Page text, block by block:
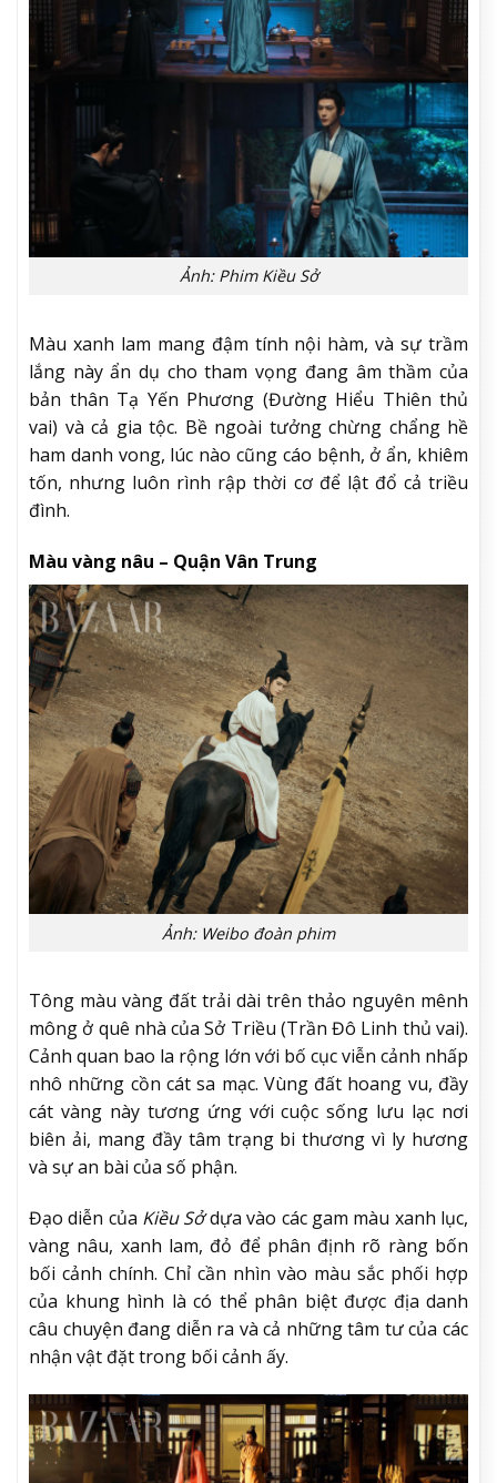
Ảnh: Phim Kiều Sở
Màu xanh lam mang đậm tính nội hàm, và sự trầm
lắng này ẩn dụ cho tham vọng đang âm thầm của
bản thân Tạ Yến Phương (Đường Hiểu Thiên thủ
vai) và cả gia tộc. Bề ngoài tưởng chừng chẩng hề
ham danh vong, lúc nào cũng cáo bệnh, ở ẩn, khiêm
tốn, nhưng luôn rình rập thời cơ để lật đổ cả triều
đình.
Màu vàng nâu – Quận Vân Trung
Ảnh: Weibo đoàn phim
Tông màu vàng đất trải dài trên thảo nguyên mênh
mông ở quê nhà của Sở Triều (Trần Đô Linh thủ vai).
Cảnh quan bao la rộng lớn với bố cục viễn cảnh nhấp
nhô những cồn cát sa mạc. Vùng đất hoang vu, đầy
cát vàng này tương ứng với cuộc sống lưu lạc nơi
biên ải, mang đầy tâm trạng bi thương vì ly hương
và sự an bài của số phận.
Đạo diễn của Kiều Sởdựa vào các gam màu xanh lục,
vàng nâu, xanh lam, đỏ để phân định rõ ràng bốn
bối cảnh chính. Chỉ cần nhìn vào màu sắc phối hợp
của khung hình là có thể phân biệt được địa danh
câu chuyện đang diễn ra và cả những tâm tư của các
nhận vật đặt trong bối cảnh ấy.